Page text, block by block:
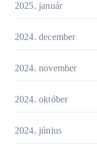
2025. január
2024. december
2024. november
2024. október
2024. június